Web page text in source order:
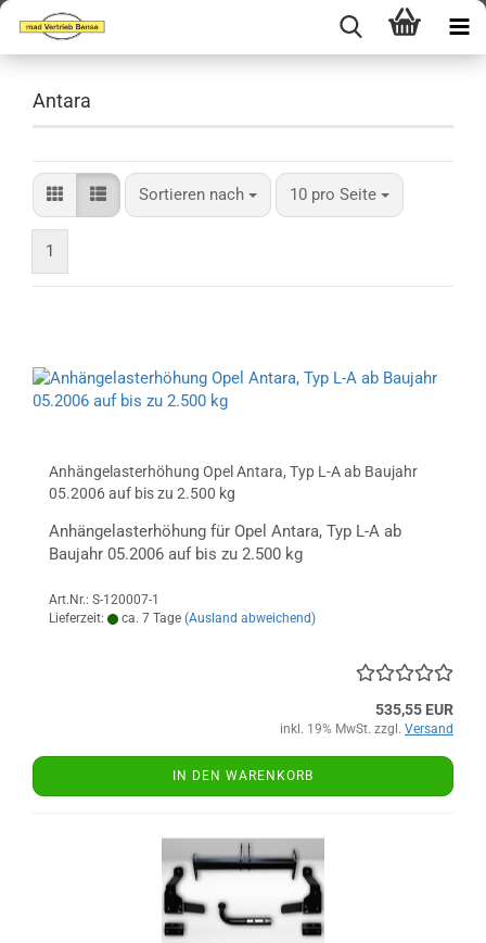
Antara
Sortieren nach
Sortieren nach 10 pro Seite
pro Seite
1
Anhängelasterhöhung Opel Antara, Typ L-A ab Baujahr
05.2006 auf bis zu 2.500 kg
Anhängelasterhöhung für Opel Antara, Typ L-A ab
Baujahr 05.2006 auf bis zu 2.500 kg
Art.Nr.: S-120007-1
Lieferzeit:
ca. 7 Tage (Ausland abweichend)
535,55 EUR
inkl. 19% MwSt. zzgl. Versand
IN DEN WARENKORB